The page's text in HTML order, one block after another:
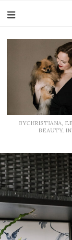
BYCHRISTIANA,
BEAUTY,